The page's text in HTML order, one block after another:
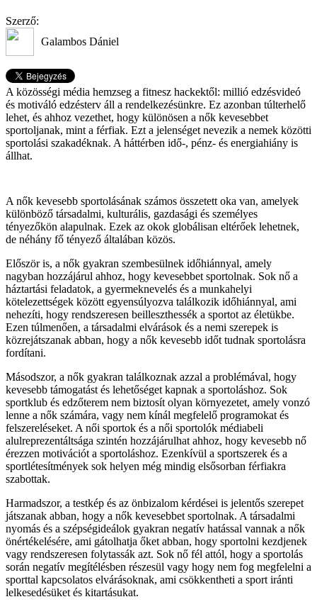
Szerző:
Galambos Dániel
A közösségi média hemzseg a fitnesz hackektől: millió edzésvideó
és motiváló edzésterv áll a rendelkezésünkre. Ez azonban túlterhelő
lehet, és ahhoz vezethet, hogy különösen a nők kevesebbet
sportoljanak, mint a férfiak. Ezt a jelenséget nevezik a nemek közötti
sportolási szakadéknak. A háttérben idő-, pénz- és energiahiány is
állhat.
A nők kevesebb sportolásának számos összetett oka van, amelyek
különböző társadalmi, kulturális, gazdasági és személyes
tényezőkön alapulnak. Ezek az okok globálisan eltérőek lehetnek,
de néhány fő tényező általában közös.
Először is, a nők gyakran szembesülnek időhiánnyal, amely
nagyban hozzájárul ahhoz, hogy kevesebbet sportolnak. Sok nő a
háztartási feladatok, a gyermeknevelés és a munkahelyi
kötelezettségek között egyensúlyozva találkozik időhiánnyal, ami
nehezíti, hogy rendszeresen beilleszthessék a sportot az életükbe.
Ezen túlmenően, a társadalmi elvárások és a nemi szerepek is
közrejátszanak abban, hogy a nők kevesebb időt tudnak sportolásra
fordítani.
Másodszor, a nők gyakran találkoznak azzal a problémával, hogy
kevesebb támogatást és lehetőséget kapnak a sportoláshoz. Sok
sportklub és edzőterem nem biztosít olyan környezetet, amely vonzó
lenne a nők számára, vagy nem kínál megfelelő programokat és
felszereléseket. A női sportok és a női sportolók médiabeli
alulreprezentáltsága szintén hozzájárulhat ahhoz, hogy kevesebb nő
érezzen motivációt a sportoláshoz. Ezenkívül a sportszerek és a
sportlétesítmények sok helyen még mindig elsősorban férfiakra
szabottak.
Harmadszor, a testkép és az önbizalom kérdései is jelentős szerepet
játszanak abban, hogy a nők kevesebbet sportolnak. A társadalmi
nyomás és a szépségideálok gyakran negatív hatással vannak a nők
önértékelésére, ami gátolhatja őket abban, hogy sportolni kezdjenek
vagy rendszeresen folytassák azt. Sok nő fél attól, hogy a sportolás
során negatív megítélésben részesül vagy hogy nem fog megfelelni a
sporttal kapcsolatos elvárásoknak, ami csökkentheti a sport iránti
lelkesedésüket és kitartásukat.